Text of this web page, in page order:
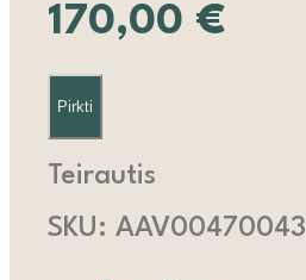
170,00 €
Pirkti
Teirautis
SKU: AAV00470043